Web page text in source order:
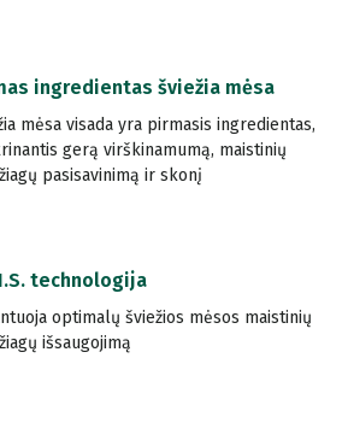
ingredientas šviežia mėsa
mėsa visada yra pirmasis ingredientas,
gerą virškinamumą, maistinių
pasisavinimą ir skonį
technologija
optimalų šviežios mėsos maistinių
išsaugojimą